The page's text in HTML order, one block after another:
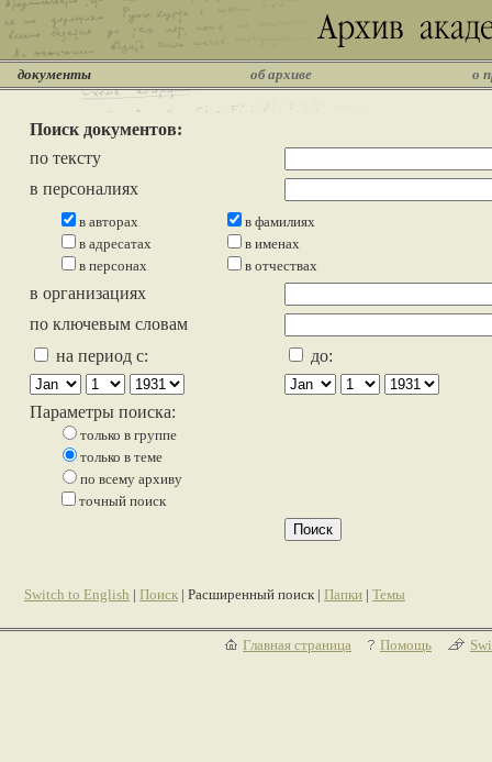
документы об архиве о
Поиск документов:
по тексту
в персоналиях
в авторах
в адресатах
в персонах
в фамилиях
в именах
в отчествах
в организациях
по ключевым словам
на период с:
до:
Параметры поиска:
только в группе
только в теме
по всему архиву
точный поиск
Switch to English | Поиск | Расширенный поиск | Папки | Темы
Главная страница Помощь